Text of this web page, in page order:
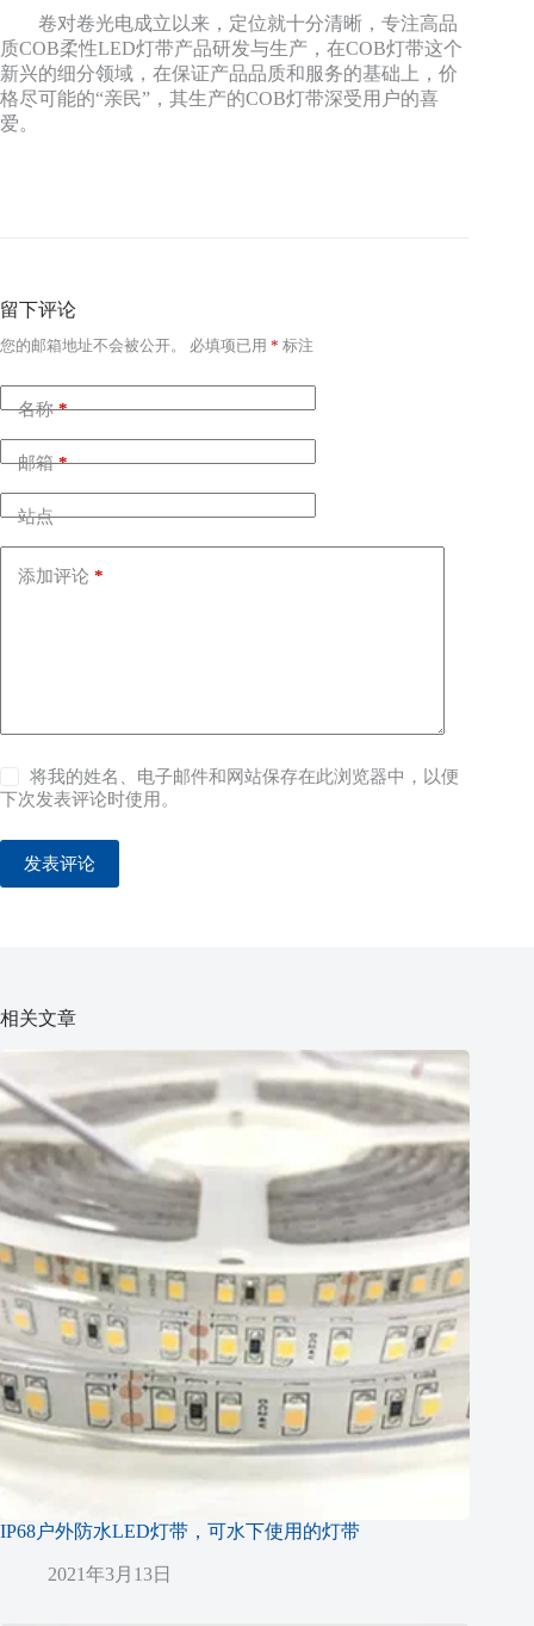
卷对卷光电成立以来，定位就十分清晰，专注高品
质COB柔性LED灯带产品研发与生产，在COB灯带这个
新兴的细分领域，在保证产品品质和服务的基础上，价
格尽可能的“亲民”，其生产的COB灯带深受用户的喜
爱。
留下评论
您的邮箱地址不会被公开。 必填项已用 * 标注
名称*
邮箱*
站点
添加评论 *
将我的姓名、电子邮件和网站保存在此浏览器中，以便
下次发表评论时使用。
发表评论
相关文章
IP68户外防水LED灯带，可水下使用的灯带
2021年3月13日